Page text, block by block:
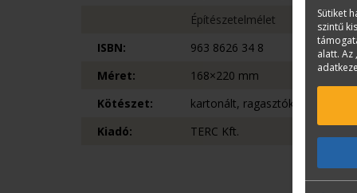
Építészetelmélet
ISBN:
963 8626 34 8
Méret:
168×220 mm
Kötészet:
kartonált, ragasztókötéssel
Kiadó:
TERC Kft.
Sütiket
szintű
alatt. Az